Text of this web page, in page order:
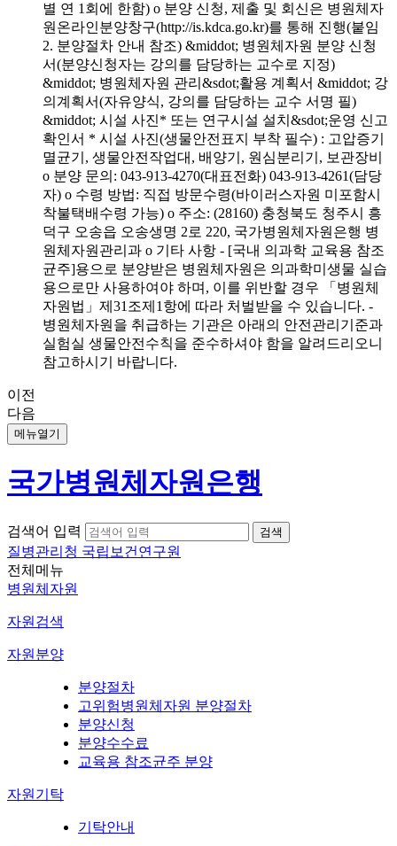
별 연 1회에 한함) o 분양 신청, 제출 및 회신은 병원체자
원온라인분양창구(http://is.kdca.go.kr)를 통해 진행(붙임
2. 분양절차 안내 참조) &middot; 병원체자원 분양 신청
서(분양신청자는 강의를 담당하는 교수로 지정)
&middot; 병원체자원 관리&sdot;활용 계획서 &middot; 강
의계획서(자유양식, 강의를 담당하는 교수 서명 필)
&middot; 시설 사진* 또는 연구시설 설치&sdot;운영 신고
확인서 * 시설 사진(생물안전표지 부착 필수) : 고압증기
멸균기, 생물안전작업대, 배양기, 원심분리기, 보관장비
o 분양 문의: 043-913-4270(대표전화) 043-913-4261(담당
자) o 수령 방법: 직접 방문수령(바이러스자원 미포함시
착불택배수령 가능) o 주소: (28160) 충청북도 청주시 흥
덕구 오송읍 오송생명 2로 220, 국가병원체자원은행 병
원체자원관리과 o 기타 사항 - [국내 의과학 교육용 참조
균주]용으로 분양받은 병원체자원은 의과학미생물 실습
용으로만 사용하여야 하며, 이를 위반할 경우 「병원체
자원법」제31조제1항에 따라 처벌받을 수 있습니다. -
병원체자원을 취급하는 기관은 아래의 안전관리기준과
실험실 생물안전수칙을 준수하셔야 함을 알려드리오니
참고하시기 바랍니다.
이전
다음
메뉴열기
국가병원체자원은행
검색어 입력
질병관리청 국립보건연구원
전체메뉴
병원체자원
자원검색
자원분양
분양절차
고위험병원체자원 분양절차
분양신청
분양수수료
교육용 참조균주 분양
자원기탁
기탁안내